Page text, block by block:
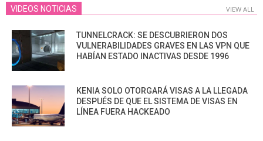
VIDEOS NOTICIAS VIEW ALL
TUNNELCRACK: SE DESCUBRIERON DOS
VULNERABILIDADES GRAVES EN LAS VPN QUE
HABÍAN ESTADO INACTIVAS DESDE 1996
KENIA SOLO OTORGARÁ VISAS A LA LLEGADA
DESPUÉS DE QUE EL SISTEMA DE VISAS EN
LÍNEA FUERA HACKEADO